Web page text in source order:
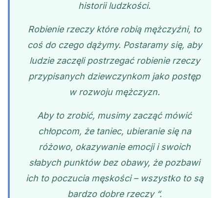
historii ludzkości.
Robienie rzeczy które robią mężczyźni, to
coś do czego dążymy. Postaramy się, aby
ludzie zaczęli postrzegać robienie rzeczy
przypisanych dziewczynkom jako postęp
w rozwoju mężczyzn.
Aby to zrobić, musimy zacząć mówić
chłopcom, że taniec, ubieranie się na
różowo, okazywanie emocji i swoich
słabych punktów bez obawy, że pozbawi
ich to poczucia męskości – wszystko to są
bardzo dobre rzeczy “.